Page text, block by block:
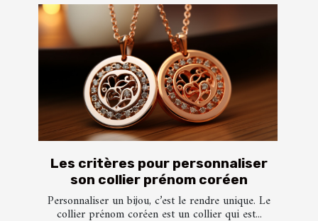
Les critères pour personnaliser
son collier prénom coréen
Personnaliser un bijou, c’est le rendre unique. Le
collier prénom coréen est un collier qui est...